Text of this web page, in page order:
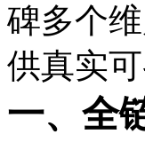
碑多个
供真实
一、全